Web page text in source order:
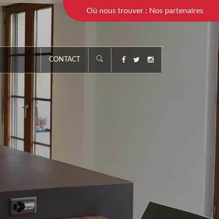
Où nous trouver : Nos partenaires
CONTACT